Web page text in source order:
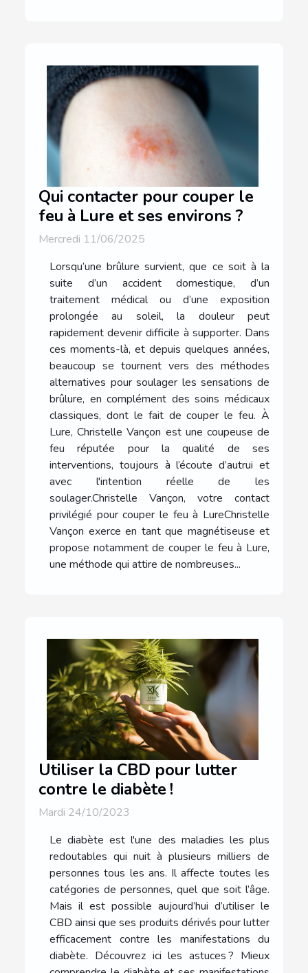
Qui contacter pour couper le
feu à Lure et ses environs ?
Mercredi 11/06/2025
Lorsqu’une brûlure survient, que ce soit à la
suite d’un accident domestique, d’un
traitement médical ou d’une exposition
prolongée au soleil, la douleur peut
rapidement devenir difficile à supporter. Dans
ces moments-là, et depuis quelques années,
beaucoup se tournent vers des méthodes
alternatives pour soulager les sensations de
brûlure, en complément des soins médicaux
classiques, dont le fait de couper le feu. À
Lure, Christelle Vançon est une coupeuse de
feu réputée pour la qualité de ses
interventions, toujours à l’écoute d’autrui et
avec l'intention réelle de les
soulager.Christelle Vançon, votre contact
privilégié pour couper le feu à LureChristelle
Vançon exerce en tant que magnétiseuse et
propose notamment de couper le feu à Lure,
une méthode qui attire de nombreuses...
Utiliser la CBD pour lutter
contre le diabète !
Mardi 24/10/2023
Le diabète est l'une des maladies les plus
redoutables qui nuit à plusieurs milliers de
personnes tous les ans. Il affecte toutes les
catégories de personnes, quel que soit l’âge.
Mais il est possible aujourd’hui d’utiliser le
CBD ainsi que ses produits dérivés pour lutter
efficacement contre les manifestations du
diabète. Découvrez ici les astuces ? Mieux